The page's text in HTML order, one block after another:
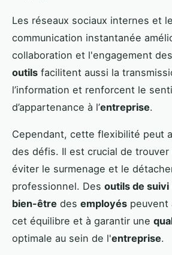
Les réseaux sociaux internes et
communication instantanée
collaboration et l'engagement
outils facilitent aussi la
l’information et renforcent le
d’appartenance à l’entreprise.
Cependant, cette flexibilité peut
des défis. Il est crucial de trouver
éviter le surmenage et le
professionnel. Des outils de suivi
bien-être des employés peuvent
cet équilibre et à garantir une
optimale au sein de l'entreprise.